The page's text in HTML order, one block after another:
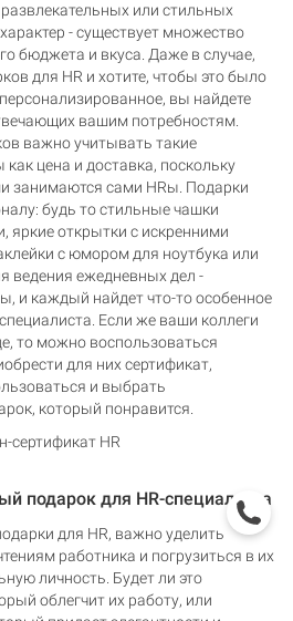
или стильных
- существует множество
бюджета и вкуса. Даже в случае,
для HR и хотите, чтобы это было
вы найдете
вашим потребностям.
важно учитывать такие
цена и доставка, поскольку
занимаются сами HRы. Подарки
будь то стильные чашки
яркие открытки с искренними
с юмором для ноутбука или
ведения ежедневных дел -
и каждый найдет что-то особенное
Если же ваши коллеги
то можно воспользоваться
для них сертификат,
и выбрать
который понравится.
сертификат HR
подарок для HR-специалиста
для HR, важно уделить
работника и погрузиться в их
личность. Будет ли это
облегчит их работу, или